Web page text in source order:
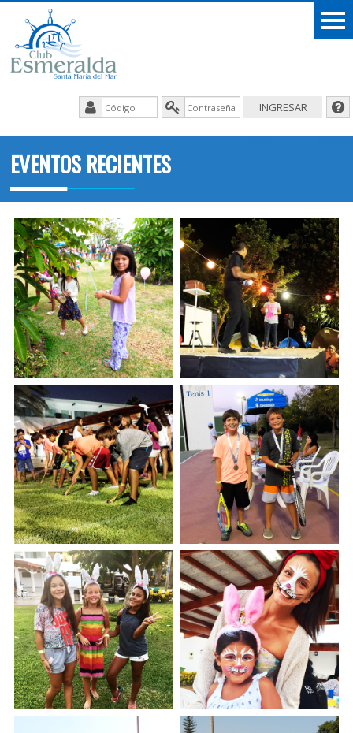
EVENTOS RECIENTES
CAMPAMENTO
SEMANA SANTA -
B�SQUEDA DE
HUEVOS DE PASCUA
CAMPAMENTO
SEMANA SANTA -
VARIETE DE MAGIA,
MALABARISMO Y
CLOWN
CAMPAMENTO
SEMANA SANTA -
CARRERA DE
HUEVOS DE PASCUA
CAMPAMENTO
SEMANA SANTA -
FRONTENIS JUVENIL
Y FÚTBOL DE
MENORES